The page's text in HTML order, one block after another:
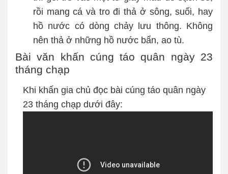
rồi mang cá và tro đi thả ở sông, suối, hay
hồ nước có dòng chảy lưu thông. Không
nên thả ở những hồ nước bẩn, ao tù.
Bài văn khấn cúng táo quân ngày 23
tháng chạp
Khi khấn gia chủ đọc bài cúng táo quân ngày
23 tháng chạp dưới đây: